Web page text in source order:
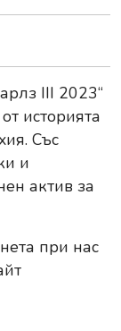
III 2023“
историята
Със
и
актив за
при нас